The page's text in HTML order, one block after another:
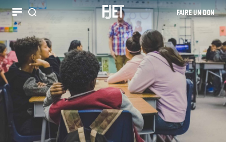
Recherche FAIRE UN DON